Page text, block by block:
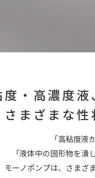
・高濃度液
さまざまな性
「高粘度液
「液体中の固形物を潰
モーノポンプは、さまざ